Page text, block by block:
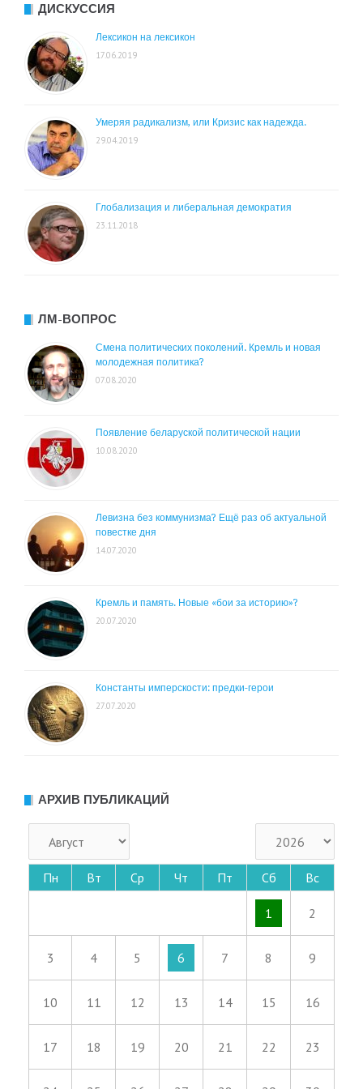
ДИСКУССИЯ
Лексикон на лексикон
17.06.2019
Умеряя радикализм, или Кризис как надежда.
29.04.2019
Глобализация и либеральная демократия
23.11.2018
ЛМ-ВОПРОС
Смена политических поколений. Кремль и новая
молодежная политика?
07.08.2020
Появление беларуской политической нации
10.08.2020
Левизна без коммунизма? Ещё раз об актуальной
повестке дня
14.07.2020
Кремль и память. Новые «бои за историю»?
20.07.2020
Константы имперскости: предки-герои
27.07.2020
АРХИВ ПУБЛИКАЦИЙ
Пн Вт Ср Чт Пт Сб Вс
1 2
3 4 5 6 7 8 9
10 11 12 13 14 15 16
17 18 19 20 21 22 23